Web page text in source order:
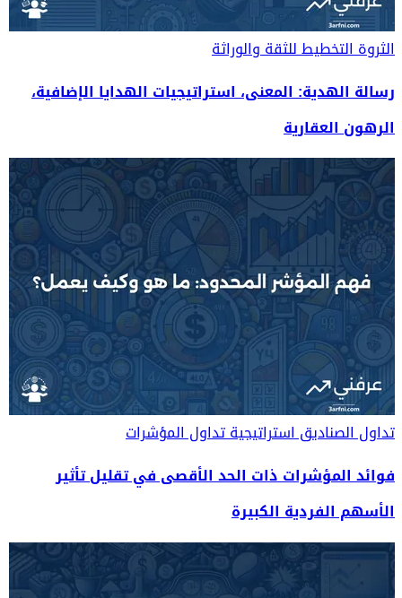
الثروةالتخطيط للثقة والوراثة
رسالة الهدية: المعنى، استراتيجيات الهدايا الإضافية،
الرهون العقارية
تداول الصناديقاستراتيجية تداول المؤشرات
فوائد المؤشرات ذات الحد الأقصى في تقليل تأثير
الأسهم الفردية الكبيرة